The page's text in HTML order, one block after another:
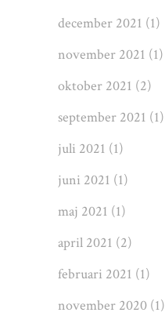
december 2021 (1)
november 2021 (1)
oktober 2021 (2)
september 2021 (1)
juli 2021 (1)
juni 2021 (1)
maj 2021 (1)
april 2021 (2)
februari 2021 (1)
november 2020 (1)